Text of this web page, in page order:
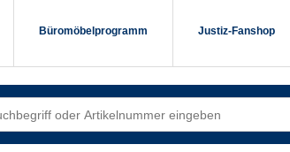
Büromöbelprogramm Justiz-Fanshop